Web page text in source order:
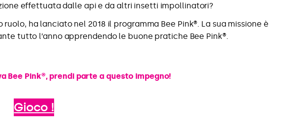
effettuata dalle api e da altri insetti impollinatori?
ha lanciato nel 2018 il programma Bee Pink®. La sua missione è
tutto l’anno apprendendo le buone pratiche Bee Pink®.
Bee Pink®, prendi parte a questo impegno!
Gioco !